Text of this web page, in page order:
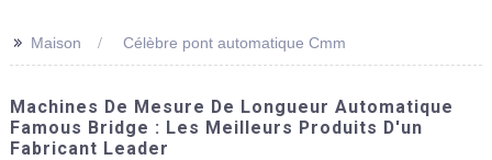
>> Maison Célèbre pont automatique Cmm
Machines De Mesure De Longueur Automatique
Famous Bridge : Les Meilleurs Produits D'un
Fabricant Leader